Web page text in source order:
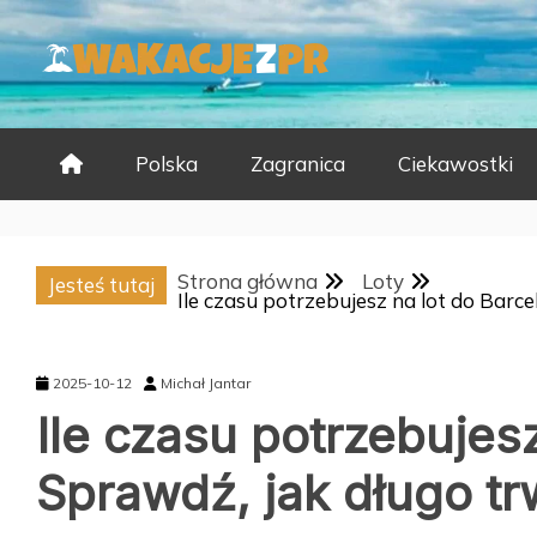
Skip
to
content
Polska Zagranica Ciekawostki
Jesteś tutaj Strona główna Loty
Ile czasu potrzebujesz na lot do
2025-10-12 Michał Jantar
Ile czasu
Sprawdź, jak długo